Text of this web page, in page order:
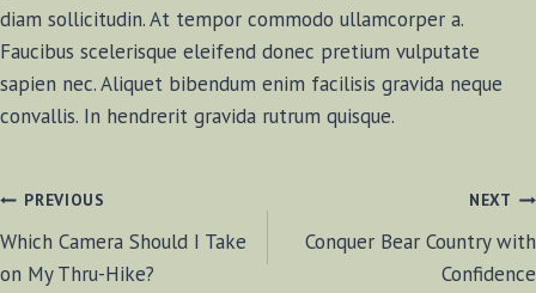
diam sollicitudin. At tempor commodo ullamcorper a.
Faucibus scelerisque eleifend donec pretium vulputate
sapien nec. Aliquet bibendum enim facilisis gravida neque
convallis. In hendrerit gravida rutrum quisque.
POST
NAVIGATION
PREVIOUS
Which Camera Should I Take
on My Thru-Hike?
NEXT
Conquer Bear Country with
Confidence